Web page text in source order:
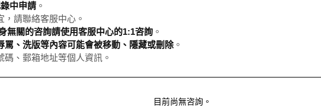
中申請 。
請聯絡客服中心。
無關的咨詢請使用客服中心的1:1咨詢 。
罵、洗版等內容可能會被移動、隱藏或刪除。
、郵箱地址等個人資訊。
目前尚無咨詢。